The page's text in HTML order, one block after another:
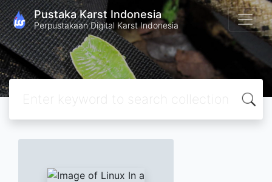
Pustaka Karst Indonesia
Perpustakaan Digital Karst Indonesia